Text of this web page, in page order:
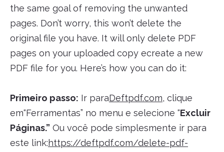
the same goal of removing the unwanted
pages. Don’t worry, this won’t delete the
original file you have. It will only delete PDF
pages on your uploaded copy ecreate a new
PDF file for you. Here’s how you can do it:
Primeiro passo: Ir paraDeftpdf.com, clique
em“Ferramentas” no menu e selecione “Excluir
Páginas.” Ou você pode simplesmente ir para
este link:https://deftpdf.com/delete-pdf-